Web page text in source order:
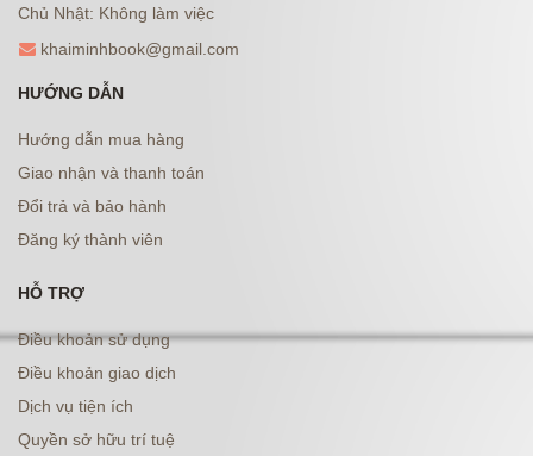
Chủ Nhật: Không làm việc
khaiminhbook@gmail.com
HƯỚNG DẪN
Hướng dẫn mua hàng
Giao nhận và thanh toán
Đổi trả và bảo hành
Đăng ký thành viên
HỖ TRỢ
Điều khoản sử dụng
Điều khoản giao dịch
Dịch vụ tiện ích
Quyền sở hữu trí tuệ